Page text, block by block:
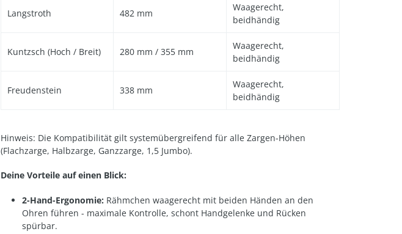
Langstroth 482 mm
Waagerecht,
beidhändig
Kuntzsch (Hoch / Breit) 280 mm / 355 mm
Waagerecht,
beidhändig
Freudenstein 338 mm
Waagerecht,
beidhändig
Hinweis: Die Kompatibilität gilt systemübergreifend für alle Zargen-Höhen
(Flachzarge, Halbzarge, Ganzzarge, 1,5 Jumbo).
Deine Vorteile auf einen Blick:
2-Hand-Ergonomie: Rähmchen waagerecht mit beiden Händen an den
Ohren führen - maximale Kontrolle, schont Handgelenke und Rücken
spürbar.